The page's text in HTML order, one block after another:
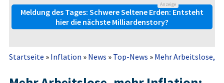
Anzeige
Meldung des Tages: Schwere Seltene Erden: Entsteht
hier die nächste Milliardenstory?
Startseite » Inflation » News » Top-News » Mehr Arbeitslose,